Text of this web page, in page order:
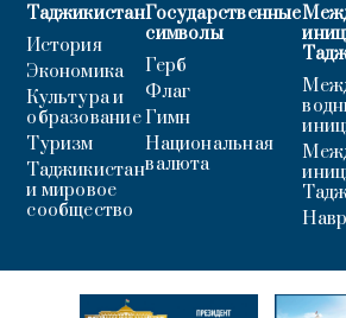
Таджикистан
История
Экономика
Культура и
образование
Туризм
Таджикистан
и мировое
сообщество
Государственные
символы
Герб
Флаг
Гимн
Национальная
валюта